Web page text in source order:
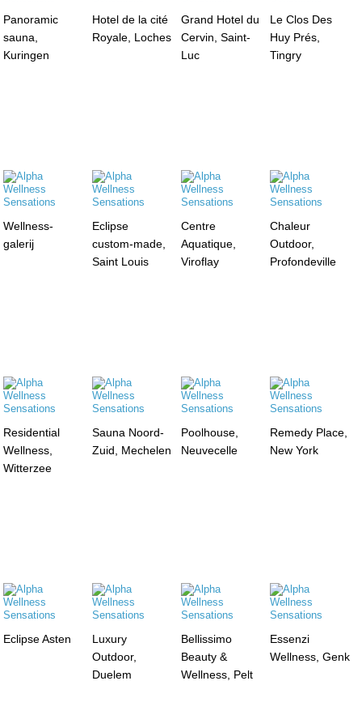
Panoramic
sauna,
Kuringen
Hotel de la cité
Royale, Loches
Grand Hotel du
Cervin, Saint-
Luc
Le Clos Des
Huy Prés,
Tingry
Wellness-
galerij
Eclipse
custom-made,
Saint Louis
Centre
Aquatique,
Viroflay
Chaleur
Outdoor,
Profondeville
Residential
Wellness,
Witterzee
Sauna Noord-
Zuid, Mechelen
Poolhouse,
Neuvecelle
Remedy Place,
New York
Eclipse Asten
Luxury
Outdoor,
Duelem
Bellissimo
Beauty &
Wellness, Pelt
Essenzi
Wellness, Genk